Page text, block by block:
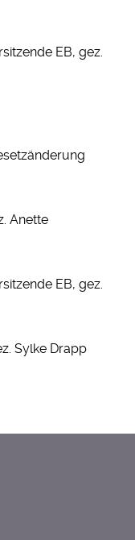
EB, gez.
Anette
EB, gez.
Sylke Drapp